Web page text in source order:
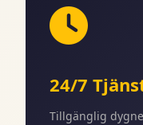
24/7
Tillgänglig